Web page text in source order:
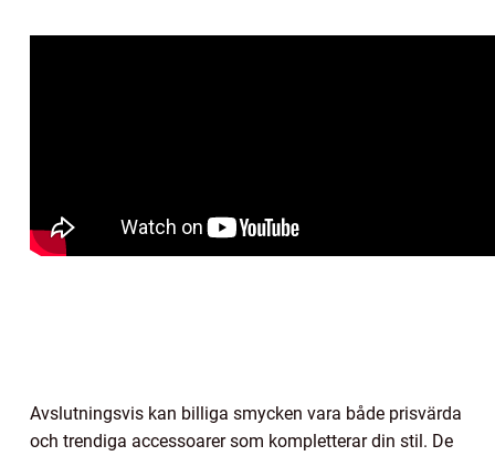
Avslutningsvis kan billiga smycken vara både prisvärda
och trendiga accessoarer som kompletterar din stil. De